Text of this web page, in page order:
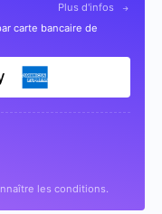
Plus d'infos
carte bancaire de
les conditions.